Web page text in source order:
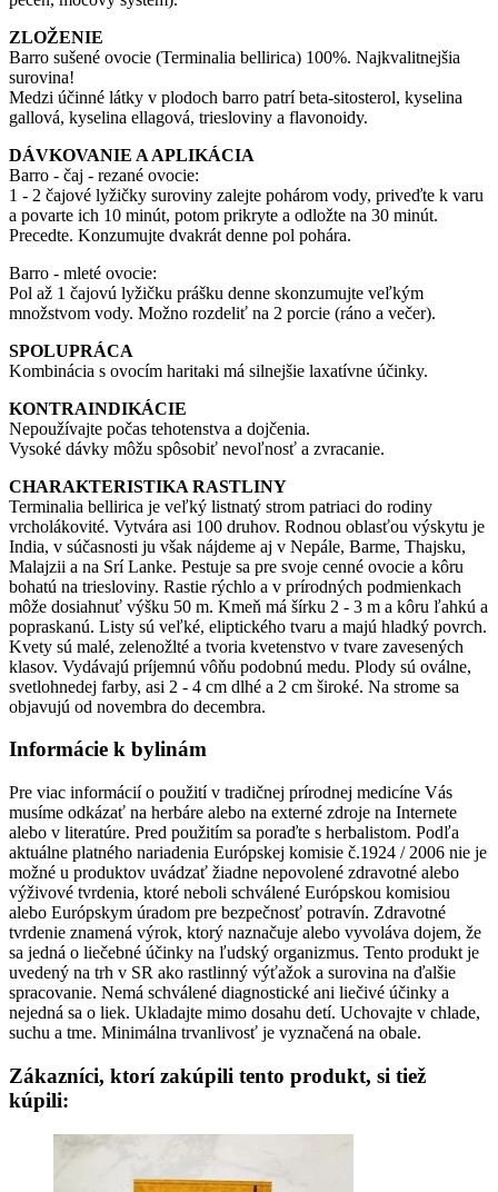
ZLOŽENIE
Barro sušené ovocie (Terminalia bellirica) 100%. Najkvalitnejšia
surovina!
Medzi účinné látky v plodoch barro patrí beta-sitosterol, kyselina
gallová, kyselina ellagová, triesloviny a flavonoidy.
DÁVKOVANIE A APLIKÁCIA
Barro - čaj - rezané ovocie:
1 - 2 čajové lyžičky suroviny zalejte pohárom vody, priveďte k varu
a povarte ich 10 minút, potom prikryte a odložte na 30 minút.
Precedte. Konzumujte dvakrát denne pol pohára.
Barro - mleté ​​ovocie:
Pol až 1 čajovú lyžičku prášku denne skonzumujte veľkým
množstvom vody. Možno rozdeliť na 2 porcie (ráno a večer).
SPOLUPRÁCA
Kombinácia s ovocím haritaki má silnejšie laxatívne účinky.
KONTRAINDIKÁCIE
Nepoužívajte počas tehotenstva a dojčenia.
Vysoké dávky môžu spôsobiť nevoľnosť a zvracanie.
CHARAKTERISTIKA RASTLINY
Terminalia bellirica je veľký listnatý strom patriaci do rodiny
vrcholákovité. Vytvára asi 100 druhov. Rodnou oblasťou výskytu je
India, v súčasnosti ju však nájdeme aj v Nepále, Barme, Thajsku,
Malajzii a na Srí Lanke. Pestuje sa pre svoje cenné ovocie a kôru
bohatú na triesloviny. Rastie rýchlo a v prírodných podmienkach
môže dosiahnuť výšku 50 m. Kmeň má šírku 2 - 3 m a kôru ľahkú a
popraskanú. Listy sú veľké, eliptického tvaru a majú hladký povrch.
Kvety sú malé, zelenožlté a tvoria kvetenstvo v tvare zavesených
klasov. Vydávajú príjemnú vôňu podobnú medu. Plody sú oválne,
svetlohnedej farby, asi 2 - 4 cm dlhé a 2 cm široké. Na strome sa
objavujú od novembra do decembra.
Informácie k bylinám
Pre viac informácií o použití v tradičnej prírodnej medicíne Vás
musíme odkázať na herbáre alebo na externé zdroje na Internete
alebo v literatúre. Pred použitím sa poraďte s herbalistom. Podľa
aktuálne platného nariadenia Európskej komisie č.1924 / 2006 nie je
možné u produktov uvádzať žiadne nepovolené zdravotné alebo
výživové tvrdenia, ktoré neboli schválené Európskou komisiou
alebo Európskym úradom pre bezpečnosť potravín. Zdravotné
tvrdenie znamená výrok, ktorý naznačuje alebo vyvoláva dojem, že
sa jedná o liečebné účinky na ľudský organizmus. Tento produkt je
uvedený na trh v SR ako rastlinný výťažok a surovina na ďalšie
spracovanie. Nemá schválené diagnostické ani liečivé účinky a
nejedná sa o liek. Ukladajte mimo dosahu detí. Uchovajte v chlade,
suchu a tme. Minimálna trvanlivosť je vyznačená na obale.
Zákazníci, ktorí zakúpili tento produkt, si tiež
kúpili: